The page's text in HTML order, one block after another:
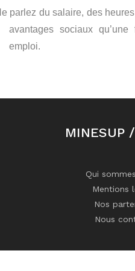
parlez du salaire, des
avantages sociaux
emploi.
MINESUP
Qui
Mentions
Nos
Nous